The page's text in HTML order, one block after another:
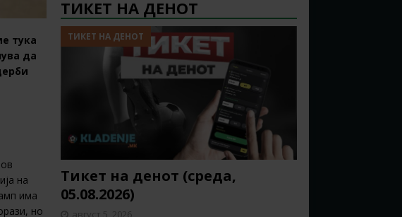
тука
да
на
има
но
ТИКЕТ НА ДЕНОТ
ТИКЕТ НА ДЕНОТ
Тикет на денот (среда,
05.08.2026)
август 5, 2026